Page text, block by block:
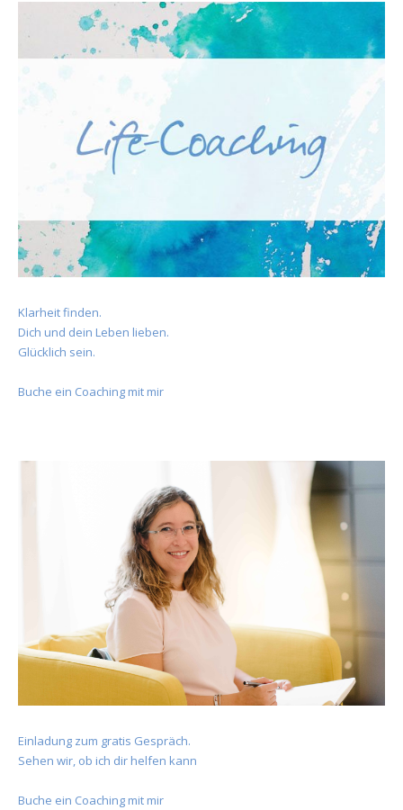
Klarheit finden.
Dich und dein Leben lieben.
Glücklich sein.
Buche ein Coaching mit mir
Einladung zum gratis Gespräch.
Sehen wir, ob ich dir helfen kann
Buche ein Coaching mit mir